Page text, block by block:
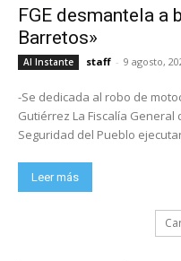
FGE desmantela a
Barretos»
Al Instante staff - 9 agosto,
-Se dedicada al robo de
Gutiérrez La Fiscalía General del Estado y la Secretaría de
Seguridad del Pueblo
Leer más